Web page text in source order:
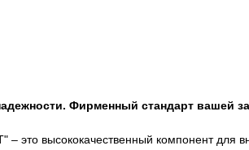
Фирменный стандарт вашей
– это высококачественный компонент для